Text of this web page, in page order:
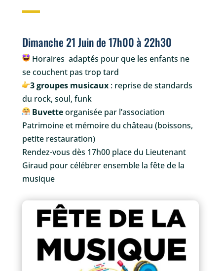
Dimanche 21 Juin de 17h00 à 22h30
Horaires adaptés pour que les enfants ne
se couchent pas trop tard
3 groupes musicaux: reprise de standards
du rock, soul, funk
Buvetteorganisée par l’association
Patrimoine et mémoire du château (boissons,
petite restauration)
Rendez-vous dès 17h00 place du Lieutenant
Giraud pour célébrer ensemble la fête de la
musique